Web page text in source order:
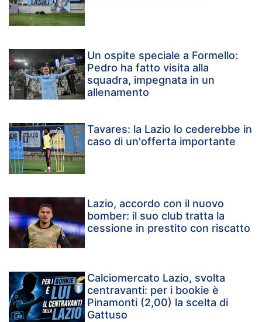
Un ospite speciale a Formello:
Pedro ha fatto visita alla
squadra, impegnata in un
allenamento
Tavares: la Lazio lo cederebbe in
caso di un'offerta importante
Lazio, accordo con il nuovo
bomber: il suo club tratta la
cessione in prestito con riscatto
Calciomercato Lazio, svolta
centravanti: per i bookie è
Pinamonti (2,00) la scelta di
Gattuso